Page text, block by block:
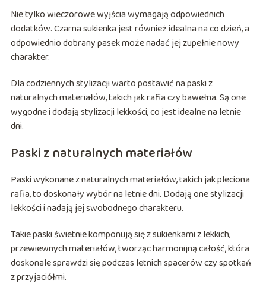
Nie tylko wieczorowe wyjścia wymagają odpowiednich
dodatków. Czarna sukienka jest również idealna na co dzień, a
odpowiednio dobrany pasek może nadać jej zupełnie nowy
charakter.
Dla codziennych stylizacji warto postawić na paski z
naturalnych materiałów, takich jak rafia czy bawełna. Są one
wygodne i dodają stylizacji lekkości, co jest idealne na letnie
dni.
Paski z naturalnych materiałów
Paski wykonane z naturalnych materiałów, takich jak pleciona
rafia, to doskonały wybór na letnie dni. Dodają one stylizacji
lekkości i nadają jej swobodnego charakteru.
Takie paski świetnie komponują się z sukienkami z lekkich,
przewiewnych materiałów, tworząc harmonijną całość, która
doskonale sprawdzi się podczas letnich spacerów czy spotkań
z przyjaciółmi.